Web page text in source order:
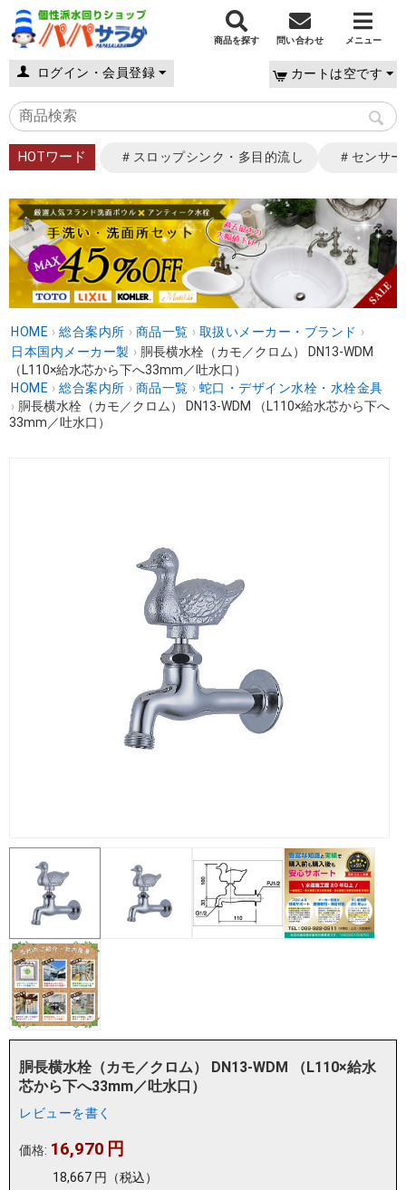
商品を探す 問い合わせ メニュー
ログイン・会員登録 カートは空です
HOTワード ＃スロップシンク・多目的流し ＃センサ
HOME › 総合案内所 › 商品一覧 › 取扱いメーカー・ブランド ›
日本国内メーカー製 › 胴長横水栓（カモ／クロム） DN13-WDM
（L110×給水芯から下へ33mm／吐水口）
HOME › 総合案内所 › 商品一覧 › 蛇口・デザイン水栓・水栓金具
› 胴長横水栓（カモ／クロム） DN13-WDM （L110×給水芯から下へ
33mm／吐水口）
胴長横水栓（カモ／クロム） DN13-WDM （L110×給水
芯から下へ33mm／吐水口）
レビューを書く
価格: 16,970 円
18,667 円 （税込）